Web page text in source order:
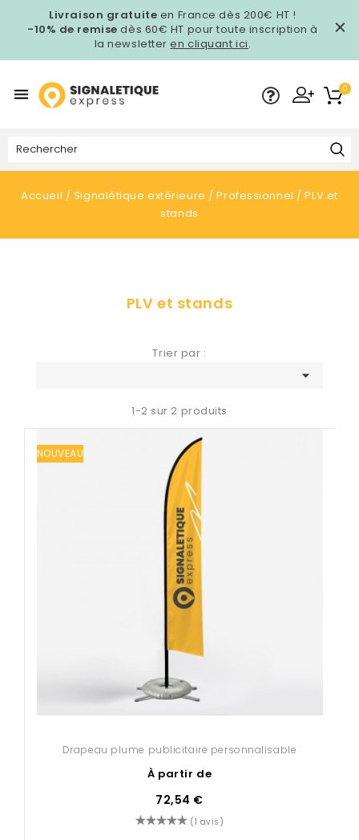
Livraison gratuite en France dès 200€ HT !
-10% de remise dès 60€ HT pour toute inscription à
la newsletteren cliquant ici.
 0
Accueil Signalétique extérieure Professionnel
PLV et
stands
PLV et stands
Trier par :

1-2 sur 2 produits
NOUVEAU
Drapeau plume publicitaire personnalisable
À partir de
72,54 €
(1 avis)